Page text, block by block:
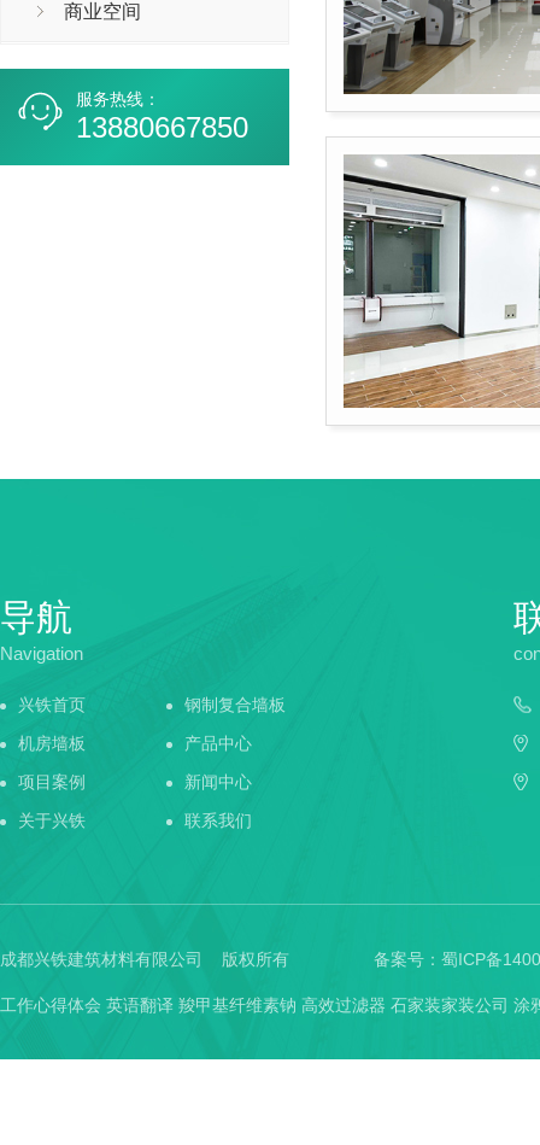
商业空间
服务热线：
13880667850
导航
Navigation
兴铁首页
钢制复合墙板
机房墙板
产品中心
项目案例
新闻中心
关于兴铁
联系我们
成都兴铁建筑材料有限公司 版权所有 备案号： 蜀ICP备
工作心得体会 英语翻译 羧甲基纤维素钠 高效过滤器 石家装家装公司 涂